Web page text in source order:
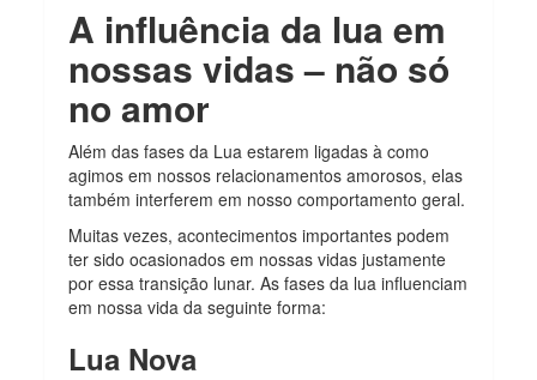
A influência da lua em
nossas vidas – não só
no amor
Além das fases da Lua estarem ligadas à como
agimos em nossos relacionamentos amorosos, elas
também interferem em nosso comportamento geral.
Muitas vezes, acontecimentos importantes podem
ter sido ocasionados em nossas vidas justamente
por essa transição lunar. As fases da lua influenciam
em nossa vida da seguinte forma:
Lua Nova